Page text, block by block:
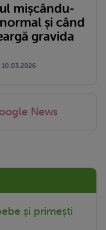
mișcându-
și când
gravida
10.03.2026
News
și primești